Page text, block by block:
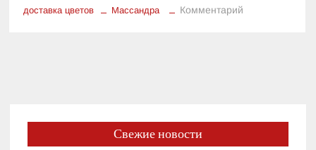
доставка цветов Массандра Комментарий
present
Свежие новости